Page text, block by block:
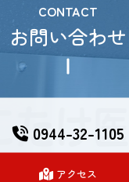
CONTACT
お問い合わせ
0944-32-1105
アクセス